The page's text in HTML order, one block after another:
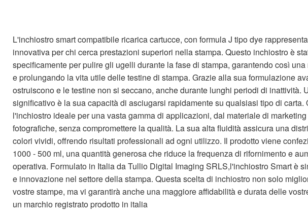
L'inchiostro smart compatibile ricarica cartucce, con formula J tipo dye
innovativa per chi cerca prestazioni superiori nella stampa. Questo inchiostro è
specificamente per pulire gli ugelli durante la fase di stampa, garantendo così
e prolungando la vita utile delle testine di stampa. Grazie alla sua formulazione
ostruiscono e le testine non si seccano, anche durante lunghi periodi di inattività.
significativo è la sua capacità di asciugarsi rapidamente su qualsiasi tipo di carta.
l'inchiostro ideale per una vasta gamma di applicazioni, dal materiale di
fotografiche, senza compromettere la qualità. La sua alta fluidità assicura una
colori vividi, offrendo risultati professionali ad ogni utilizzo. Il prodotto viene
1000 - 500 ml, una quantità generosa che riduce la frequenza di rifornimento e
operativa. Formulato in Italia da Tullio Digital Imaging SRLS,l'inchiostro Smart è
e innovazione nel settore della stampa. Questa scelta di inchiostro non solo
vostre stampe, ma vi garantirà anche una maggiore affidabilità e durata delle
un marchio registrato prodotto in italia